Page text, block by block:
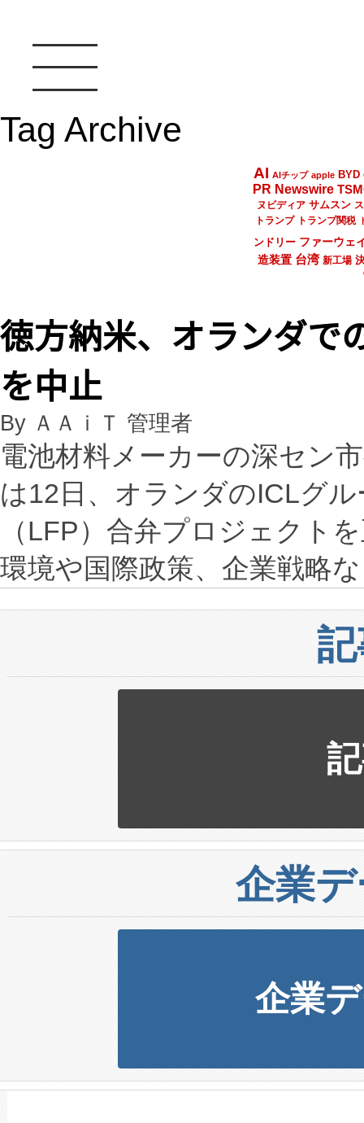
Tag Archive
AI AIチップ apple BYD
PR Newswire
ヌビディア サムスン
トランプ
トランプ関税
ンドリー ファーウェ
造装置 台湾 新工場
徳方納米、オランダで
を中止
By ＡＡｉＴ 管理者
電池材料メーカーの深セン
は12日、オランダのICLグ
（LFP）合弁プロジェクト
環境や国際政策、企業戦略
企業
企業